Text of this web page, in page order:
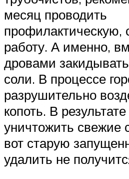
месяц проводить
профилактическую,
работу. А именно,
дровами
соли. В процессе
разрушительно
копоть. В
уничтожить свежие
вот старую
удалить не